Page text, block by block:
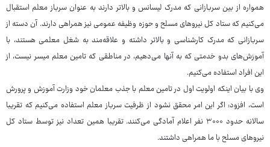
همواره از بین سربازانی که مدرک لیسانس و بالاتر دارند به عنوان سرباز معلم استقبال
می‌کنیم که ستاد کل نیروهای مسلح و حوزه وظیفه عمومی نیز همراهی دارند. آن دسته از
سربازانی که مدرک کارشناسی و بالاتر داشته و علاقه‌مند به شغل معلمی هستند، با
آموزش‌های بدو خدمتی که به آنها می‌دهیم، در مناطقی که تامین معلم میسر نیست، از
این افراد استفاده می‌کنیم.
وی با بیان اینکه اولویت اول در تامین معلم با جذب معلمان خود وزارت آموزش و پرورش
است، افزود: اگر این امر محقق نشود از ظرفیت سرباز معلم استفاده می‌کنیم که تقریبا
سالانه حدود ۳۰۰۰ نفر اعلام آمادگی می‌کنند. تقریبا همین تعداد نیز توسط ستاد کل
نیروهای مسلح با ما همراهی داشتند.